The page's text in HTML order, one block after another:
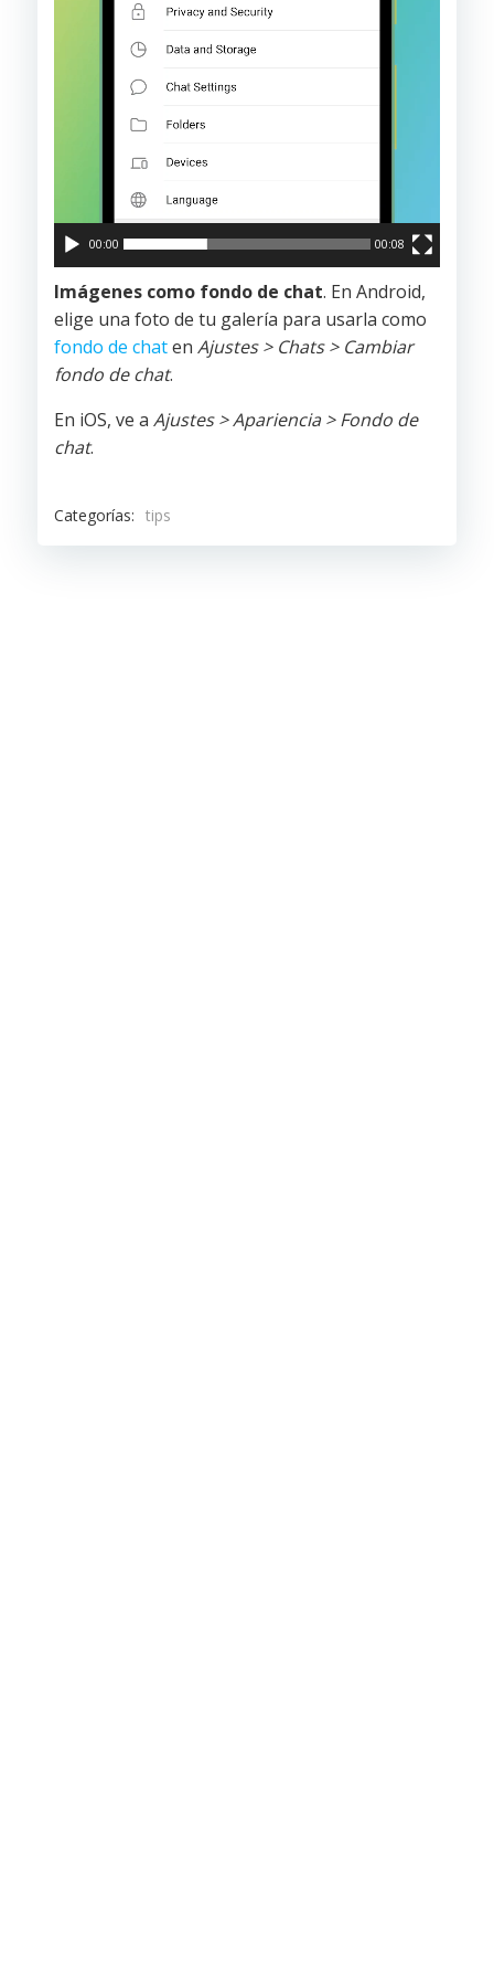
00:00 00:08
Imágenes como fondo de chat. En Android,
elige una foto de tu galería para usarla como
fondo de chaten Ajustes > Chats > Cambiar
fondo de chat.
En iOS, ve a Ajustes > Apariencia > Fondo de
chat.
Categorías: tips